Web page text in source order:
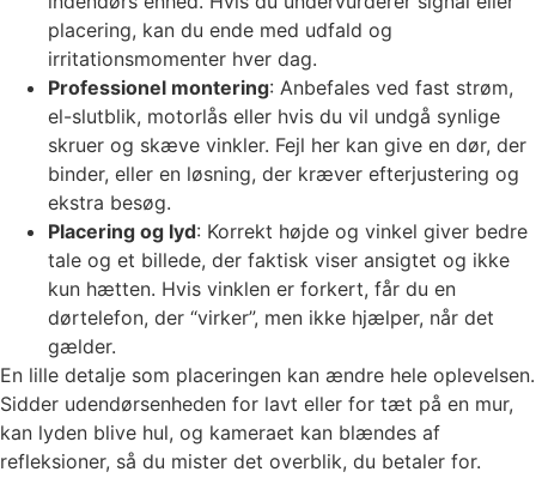
placering, kan du ende med udfald og
irritationsmomenter hver dag.
Professionel montering: Anbefales ved fast strøm,
el-slutblik, motorlås eller hvis du vil undgå synlige
skruer og skæve vinkler. Fejl her kan give en dør, der
binder, eller en løsning, der kræver efterjustering og
ekstra besøg.
Placering og lyd: Korrekt højde og vinkel giver bedre
tale og et billede, der faktisk viser ansigtet og ikke
kun hætten. Hvis vinklen er forkert, får du en
dørtelefon, der “virker”, men ikke hjælper, når det
gælder.
En lille detalje som placeringen kan ændre hele oplevelsen.
Sidder udendørsenheden for lavt eller for tæt på en mur,
kan lyden blive hul, og kameraet kan blændes af
refleksioner, så du mister det overblik, du betaler for.